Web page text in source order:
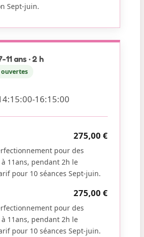
Sept-juin.
11 ans · 2 h
16:15:00
275,00 €
pour des
11ans, pendant 2h le
pour 10 séances Sept-juin.
275,00 €
pour des
11ans, pendant 2h le
pour 10 séances Sept-juin.